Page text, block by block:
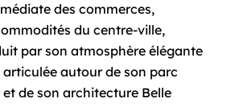
des commerces,
du centre-ville,
par son atmosphère élégante
autour de son parc
de son architecture Belle